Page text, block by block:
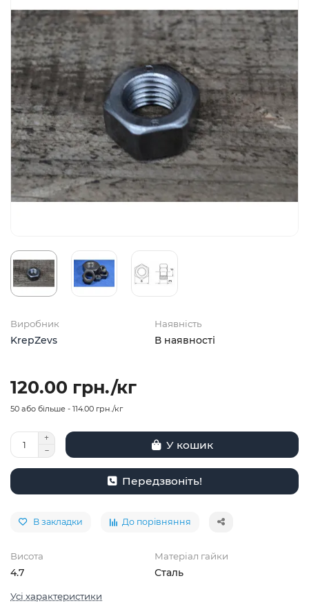
Виробник
KrepZevs
Наявність
В наявності
120.00 грн./кг
50 або більше - 114.00 грн./кг
У кошик
Передзвоніть!
В закладки До порівняння
Висота
4.7
Матеріал гайки
Сталь
Усі характеристики